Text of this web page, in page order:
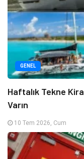
GENEL
Haftalık Tekne
Varın
10 Tem 2026, Cum